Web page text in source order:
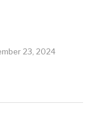
23, 2024